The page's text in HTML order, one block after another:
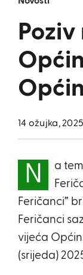
Poziv
14 ožujka, 2025
N
a
Feričanci”
Feričanci
vijeća
(srijeda)